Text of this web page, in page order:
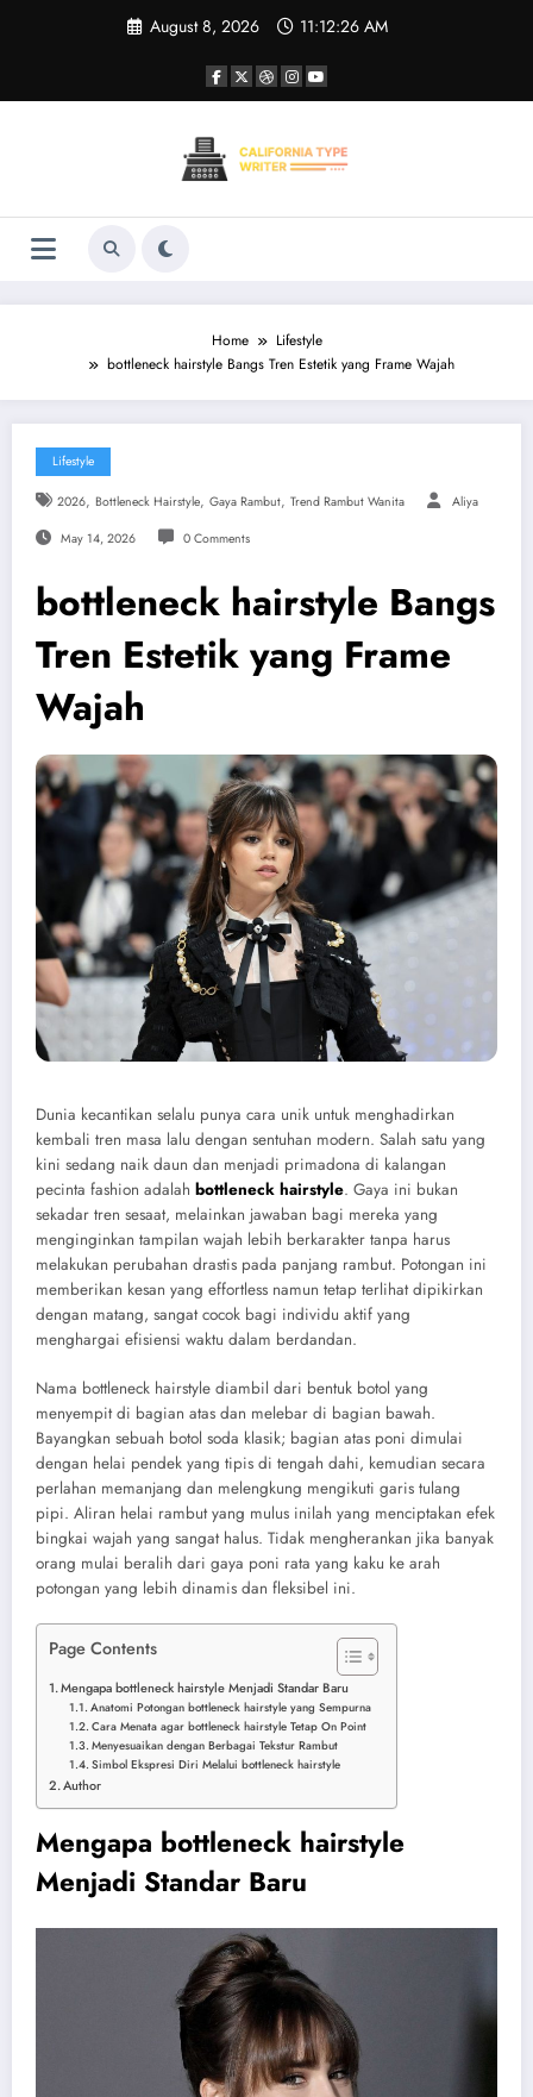
August 8, 2026 11:12:26 AM
Home
Lifestyle
bottleneck hairstyle Bangs Tren Estetik yang Frame Wajah
Lifestyle
2026, Bottleneck Hairstyle, Gaya Rambut, Trend Rambut Wanita Aliya
May 14, 2026 0 Comments
bottleneck hairstyle Bangs
Tren Estetik yang Frame
Wajah
Dunia kecantikan selalu punya cara unik untuk menghadirkan
kembali tren masa lalu dengan sentuhan modern. Salah satu yang
kini sedang naik daun dan menjadi primadona di kalangan
pecinta fashion adalah bottleneck hairstyle. Gaya ini bukan
sekadar tren sesaat, melainkan jawaban bagi mereka yang
menginginkan tampilan wajah lebih berkarakter tanpa harus
melakukan perubahan drastis pada panjang rambut. Potongan ini
memberikan kesan yang effortless namun tetap terlihat dipikirkan
dengan matang, sangat cocok bagi individu aktif yang
menghargai efisiensi waktu dalam berdandan.
Nama bottleneck hairstyle diambil dari bentuk botol yang
menyempit di bagian atas dan melebar di bagian bawah.
Bayangkan sebuah botol soda klasik; bagian atas poni dimulai
dengan helai pendek yang tipis di tengah dahi, kemudian secara
perlahan memanjang dan melengkung mengikuti garis tulang
pipi. Aliran helai rambut yang mulus inilah yang menciptakan efek
bingkai wajah yang sangat halus. Tidak mengherankan jika banyak
orang mulai beralih dari gaya poni rata yang kaku ke arah
potongan yang lebih dinamis dan fleksibel ini.
Page Contents
Mengapa bottleneck hairstyle Menjadi Standar Baru
Anatomi Potongan bottleneck hairstyle yang Sempurna
Cara Menata agar bottleneck hairstyle Tetap On Point
Menyesuaikan dengan Berbagai Tekstur Rambut
Simbol Ekspresi Diri Melalui bottleneck hairstyle
Author
Mengapa bottleneck hairstyle
Menjadi Standar Baru